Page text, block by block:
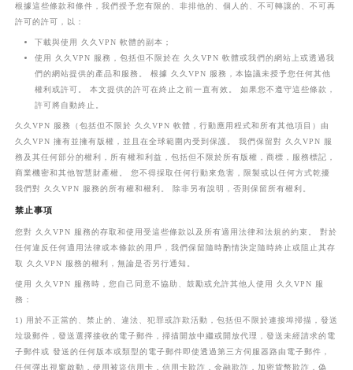
根據這些條款和條件，我們授予您有限的、非排他的、個人的、不可轉讓的、不可再
許可的許可，以：
下載與使用 久久VPN 軟體的副本；
使用 久久VPN 服務，包括但不限於在 久久VPN 軟體或我們的網站上或透過我
們的網站提供的產品和服務。 根據 久久VPN 服務，本協議未授予您任何其他
權利或許可。 本文提供的許可在終止之前一直有效。 如果您不遵守這些條款，
許可將自動終止。
久久VPN 服務（包括但不限於 久久VPN 軟體，行動應用程式和所有其他項目）由
久久VPN 擁有並擁有版權，並且在全球範圍內受到保護。 我們保留對 久久VPN 服
務及其任何部分的權利，所有權和利益，包括但不限於所有版權，商標，服務標記，
商業機密和其他智慧財產權。 您不得採取任何行動來危害，限製或以任何方式乾擾
我們對 久久VPN 服務的所有權和權利。 除非另有說明，否則保留所有權利。
禁止事項
您對 久久VPN 服務的存取和使用受這些條款以及所有適用法律和法規的約束。 對於
任何違反任何適用法律或本條款的用戶，我們保留隨時酌情決定隨時終止或阻止其存
取 久久VPN 服務的權利，無論是否另行通知。
使用 久久VPN 服務時，您自己同意不協助、鼓勵或允許其他人使用 久久VPN 服
務：
1) 用於不正當的、禁止的、違法、犯罪或詐欺活動，包括但不限於連接埠掃描，發送
垃圾郵件，發送選擇接收的電子郵件，掃描開放中繼或開放代理，發送未經請求的電
子郵件或 發送的任何版本或類型的電子郵件即使透過第三方伺服器路由電子郵件，
任何彈出視窗啟動，使用被盜信用卡，信用卡欺詐，金融欺詐，加密貨幣欺詐，偽